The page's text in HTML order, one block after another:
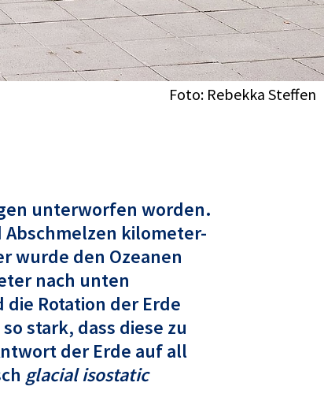
Foto: Rebekka Steffen
unterworfen worden.
Abschmelzen kilometer-
wurde den Ozeanen
nach unten
Rotation der Erde
stark, dass diese zu
der Erde auf all
glacial isostatic